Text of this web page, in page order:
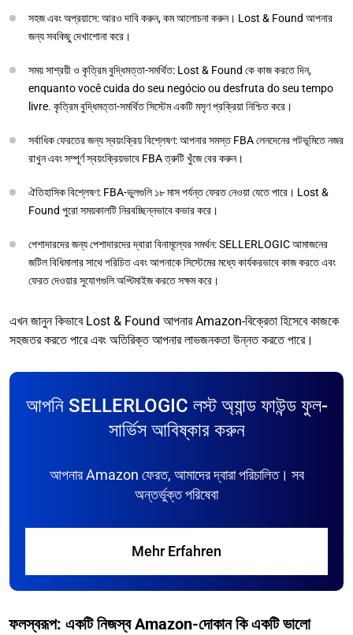
সহজ এবং অপ্রয়াসে: আরও দাবি করুন, কম আলোচনা করুন। Lost & Found আপনার
জন্য সবকিছু দেখাশোনা করে।
সময় সাশ্রয়ী ও কৃত্রিম বুদ্ধিমত্তা-সমর্থিত: Lost & Found কে কাজ করতে দিন,
enquanto você cuida do seu negócio ou desfruta do seu tempo
livre. কৃত্রিম বুদ্ধিমত্তা-সমর্থিত সিস্টেম একটি মসৃণ প্রক্রিয়া নিশ্চিত করে।
সর্বাধিক ফেরতের জন্য স্বয়ংক্রিয় বিশ্লেষণ: আপনার সমস্ত FBA লেনদেনের পটভূমিতে নজর
রাখুন এবং সম্পূর্ণ স্বয়ংক্রিয়ভাবে FBA ত্রুটি খুঁজে বের করুন।
ঐতিহাসিক বিশ্লেষণ: FBA-ভুলগুলি ১৮ মাস পর্যন্ত ফেরত নেওয়া যেতে পারে। Lost &
Found পুরো সময়কালটি নিরবচ্ছিন্নভাবে কভার করে।
পেশাদারদের জন্য পেশাদারদের দ্বারা বিনামূল্যের সমর্থন: SELLERLOGIC আমাজনের
জটিল বিধিমালার সাথে পরিচিত এবং আপনাকে সিস্টেমের মধ্যে কার্যকরভাবে কাজ করতে এবং
ফেরত দেওয়ার সুযোগগুলি অপ্টিমাইজ করতে সক্ষম করে।
এখন জানুন কিভাবে Lost & Found আপনার Amazon-বিক্রেতা হিসেবে কাজকে
সহজতর করতে পারে এবং অতিরিক্ত আপনার লাভজনকতা উন্নত করতে পারে।
আপনি SELLERLOGIC লস্ট অ্যান্ড ফাউন্ড ফুল-
সার্ভিস আবিষ্কার করুন
আপনার Amazon ফেরত, আমাদের দ্বারা পরিচালিত। সব
অন্তর্ভুক্ত পরিষেবা
Mehr Erfahren
ফলস্বরূপ: একটি নিজস্ব Amazon-দোকান কি একটি ভালো